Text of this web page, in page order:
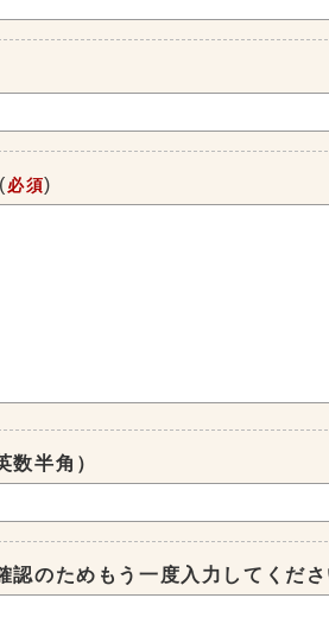
( 必須)
数半角）
認のためもう一度入力してくださ